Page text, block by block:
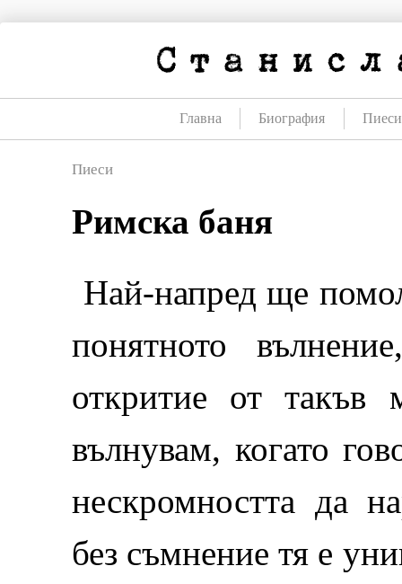
Главна Биография Пиеси
Пиеси
Римска баня
Най-напред ще
понятното
откритие от
вълнувам, когато
нескромността да
без съмнение тя е